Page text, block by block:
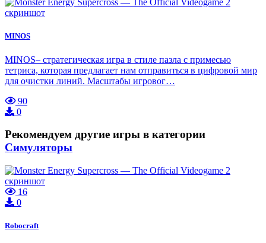
MINOS
MINOS– стратегическая игра в стиле пазла с примесью
тетриса, которая предлагает нам отправиться в цифровой мир
для очистки линий. Масштабы игровог…
90
0
Рекомендуем другие игры в категории
Симуляторы
16
0
Robocraft